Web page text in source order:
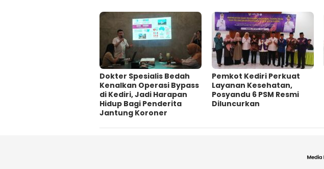
Dokter Spesialis Bedah
Kenalkan Operasi Bypass
di Kediri, Jadi Harapan
Hidup Bagi Penderita
Jantung Koroner
Pemkot Kediri Perkuat
Layanan Kesehatan,
Posyandu 6 PSM Resmi
Diluncurkan